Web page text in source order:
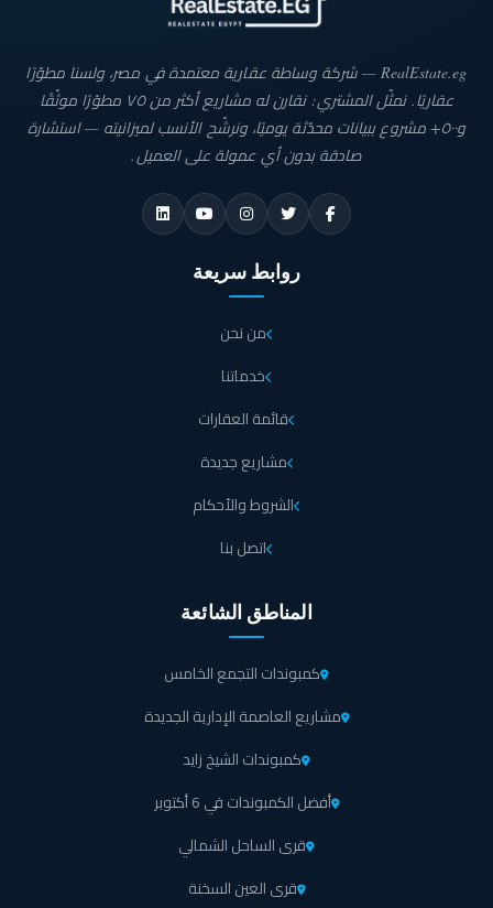
RealEstate.eg — شركة وساطة عقارية معتمدة في مصر، ولسنا مطوّرًا
عقاريًا. نمثّل المشتري: نقارن له مشاريع أكثر من ٧٥ مطوّرًا موثّقًا
و٥٠٠+ مشروع ببيانات محدّثة يوميًا، ونرشّح الأنسب لميزانيته — استشارة
صادقة بدون أي عمولة على العميل.
روابط سريعة
من نحن
خدماتنا
قائمة العقارات
مشاريع جديدة
الشروط والأحكام
اتصل بنا
المناطق الشائعة
كمبوندات التجمع الخامس
مشاريع العاصمة الإدارية الجديدة
كمبوندات الشيخ زايد
أفضل الكمبوندات في 6 أكتوبر
قرى الساحل الشمالي
قرى العين السخنة